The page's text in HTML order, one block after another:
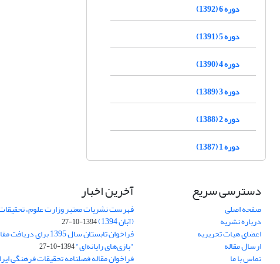
دوره 6 (1392)
دوره 5 (1391)
دوره 4 (1390)
دوره 3 (1389)
دوره 2 (1388)
دوره 1 (1387)
دسترسی سریع
صفحه اصلی
درباره نشریه
اعضای هیات تحریریه
ارسال مقاله
تماس با ما
آخرین اخبار
فهرست نشریات معتبر وزارت علوم،
(آبان 1394) 1394-10-27
فراخوان تابستان سال 1395
"بازی‌های رایانه‌ای"1394-10-27